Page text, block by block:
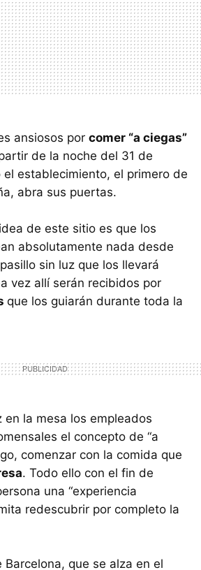
ansiosos por comer “a ciegas”
de la noche del 31 de
establecimiento, el primero de
abra sus puertas.
de este sitio es que los
absolutamente nada desde
sin luz que los llevará
vez allí serán recibidos por
que los guiarán durante toda la
en la mesa los empleados
el concepto de “a
comenzar con la comida que
. Todo ello con el fin de
una “experiencia
redescubrir por completo la
Barcelona, que se alza en el